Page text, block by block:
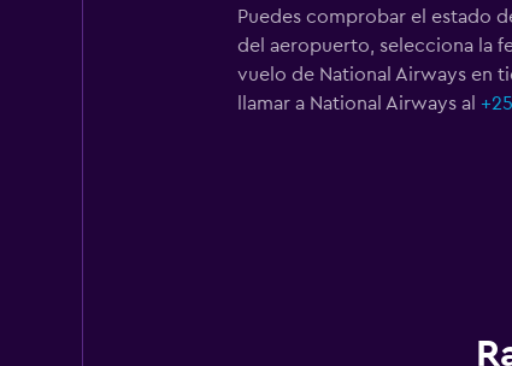
Puedes comprobar el estado
del aeropuerto, selecciona la
vuelo de National Airways en
llamar a National Airways al